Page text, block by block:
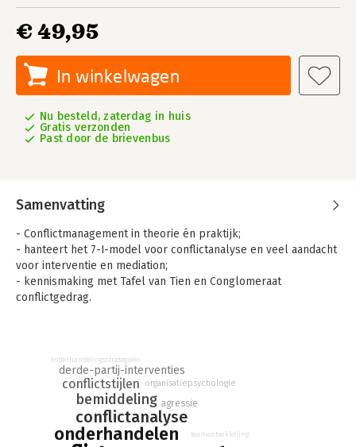
€ 49,95
In winkelwagen
Nu besteld, zaterdag in huis
Gratis verzonden
Past door de brievenbus
Samenvatting
- Conflictmanagement in theorie én praktijk;
- hanteert het 7-I-model voor conflictanalyse en veel aandacht
voor interventie en mediation;
- kennismaking met Tafel van Tien en Conglomeraat
conflictgedrag.
om te gaan en eventuele schade als gevolg ervan te beperken.
Het boek biedt een belangrijke theoretische basis voor
conflictmanagement en geeft tegelijkertijd handvatten voor de
toepassing ervan in de praktijk.
Het boek hanteert het 7-I-model voor de analyse van
onderhandelen
conflictanalyse
bemiddeling
conflictstijlen
derde-partij-interventies
agressie
organisatiepsychologie
teamontwikkeling
onderhandelingsstrategieën